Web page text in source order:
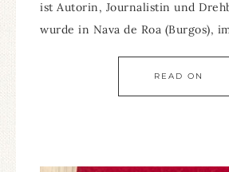
ist Autorin, Journalistin und
wurde in Nava de Roa (Burgos),
READ ON